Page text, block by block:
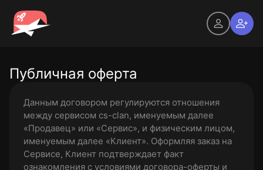
Публичная оферта
Данным договором регулируются отношения
между сервисом cs-clan, именуемым далее
«Продавец» или «Сервис», и физическим лицом,
именуемым далее «Клиент». Оформляя заказ на
Сервисе, Клиент подтверждает факт
ознакомления с условиями договора-оферты и